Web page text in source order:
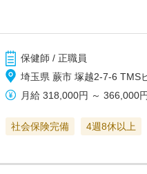
保健師 / 正職員
埼玉県 蕨市 塚越2-7-6 TMS
月給 318,000円 ～366,000円
社会保険完備 4週8休以上